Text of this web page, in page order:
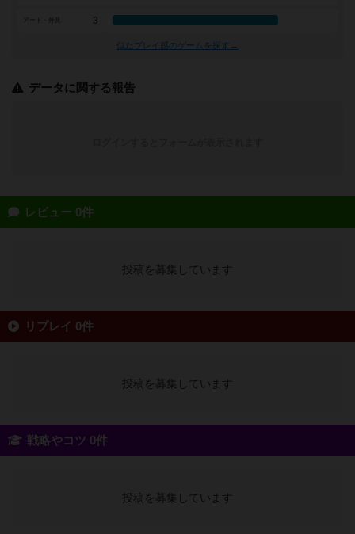
アート・外見 3
似たプレイ感のゲームを探す→
データに関する報告
レビュー 0件
投稿を募集しています
リプレイ 0件
投稿を募集しています
戦略やコツ 0件
投稿を募集しています